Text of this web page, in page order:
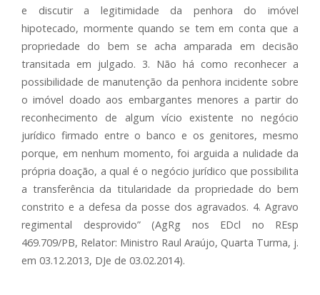
e discutir a legitimidade da penhora do imóvel
hipotecado, mormente quando se tem em conta que a
propriedade do bem se acha amparada em decisão
transitada em julgado. 3. Não há como reconhecer a
possibilidade de manutenção da penhora incidente sobre
o imóvel doado aos embargantes menores a partir do
reconhecimento de algum vício existente no negócio
jurídico firmado entre o banco e os genitores, mesmo
porque, em nenhum momento, foi arguida a nulidade da
própria doação, a qual é o negócio jurídico que possibilita
a transferência da titularidade da propriedade do bem
constrito e a defesa da posse dos agravados. 4. Agravo
regimental desprovido” (AgRg nos EDcl no REsp
469.709/PB, Relator: Ministro Raul Araújo, Quarta Turma, j.
em 03.12.2013, DJe de 03.02.2014).